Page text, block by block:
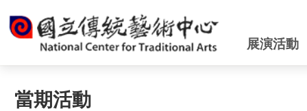
跳到主要內容區塊
展演活動
當期活動